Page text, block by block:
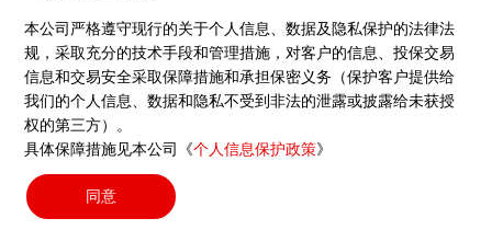
本公司严格遵守现行的关于个人信息、数据及隐私保护的法律法
规，采取充分的技术手段和管理措施，对客户的信息、投保交易
信息和交易安全采取保障措施和承担保密义务（保护客户提供给
我们的个人信息、数据和隐私不受到非法的泄露或披露给未获授
权的第三方）。
具体保障措施见本公司《个人信息保护政策》
同意
© 2026 镭尔谱激光应用技术（上海）有限公司
隐私政策 印记沪ICP备15051604号-4 （沪）-非经营
性-2023-0290
Search